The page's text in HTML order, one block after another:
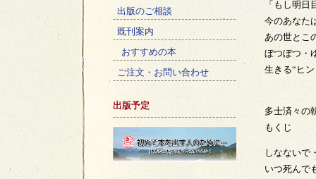
出版のご相談
既刊案内
おすすめの本
ご注文・お問い合わせ
出版予定
「もし明
今のあなた
あの世とこ
ぼつぼつ・
生きる“ヒ
多士済々の
もくじ
しなないで
いつ死んで